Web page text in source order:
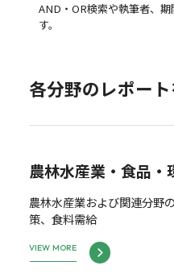
AND・OR検索や執筆者、
す。
各分野のレポー
農林水産業・食品・
農林水産業および関連分野
策、食料需給
VIEW MORE